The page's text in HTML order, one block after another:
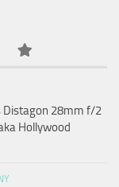
Distagon 28mm f/2
Hollywood